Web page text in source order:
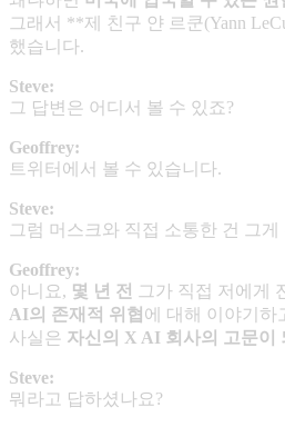
그래서 **제 친구 얀 르쿤(Yann
했습니다.
Steve:
그 답변은 어디서 볼 수 있죠?
Geoffrey:
트위터에서 볼 수 있습니다.
Steve:
그럼 머스크와 직접 소통한 건 그게
Geoffrey:
아니요, 몇 년 전
그가 직접 저에게
AI의 존재적 위협 에 대해 이야기하
사실은 자신의 X AI 회사의 고문이
Steve:
뭐라고 답하셨나요?